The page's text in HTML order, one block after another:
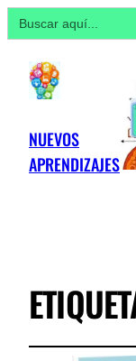
Buscar:
NUEVOS
APRENDIZAJES